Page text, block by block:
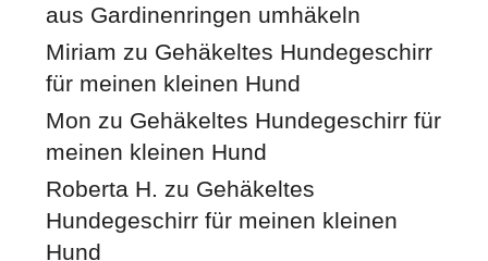
aus Gardinenringen umhäkeln
Miriam zu Gehäkeltes Hundegeschirr
für meinen kleinen Hund
Mon zu Gehäkeltes Hundegeschirr für
meinen kleinen Hund
Roberta H. zu Gehäkeltes
Hundegeschirr für meinen kleinen
Hund